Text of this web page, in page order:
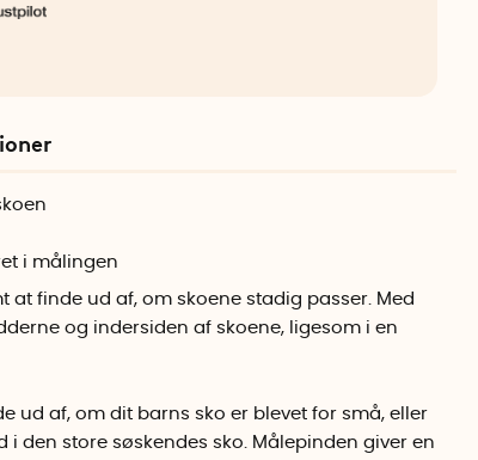
i målingen
finde ud af, om skoene stadig passer. Med
og indersiden af skoene, ligesom i en
ud af, om dit barns sko er blevet for små, eller
i den store søskendes sko. Målepinden giver en